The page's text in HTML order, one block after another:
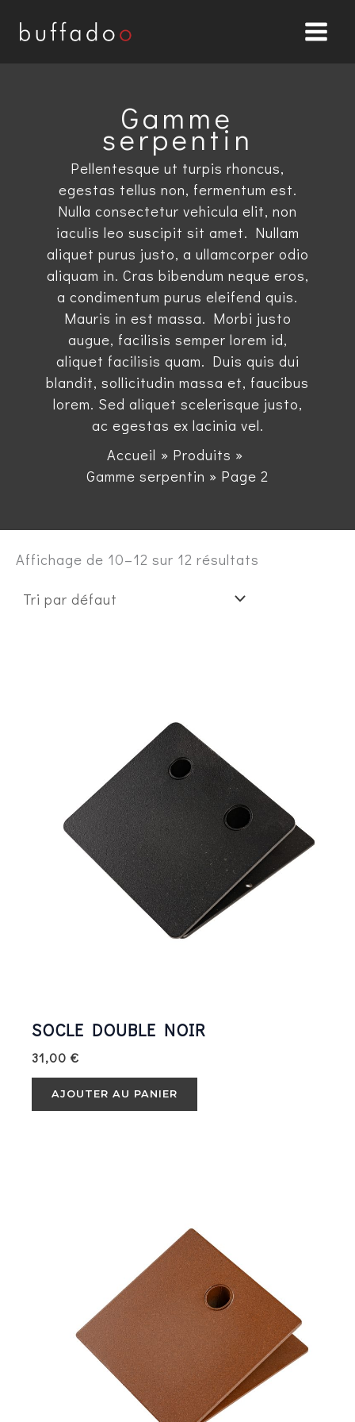
Gamme
serpentin
Pellentesque ut turpis rhoncus,
egestas tellus non, fermentum est.
Nulla consectetur vehicula elit, non
iaculis leo suscipit sit amet. Nullam
aliquet purus justo, a ullamcorper odio
aliquam in. Cras bibendum neque eros,
a condimentum purus eleifend quis.
Mauris in est massa. Morbi justo
augue, facilisis semper lorem id,
aliquet facilisis quam. Duis quis dui
blandit, sollicitudin massa et, faucibus
lorem. Sed aliquet scelerisque justo,
ac egestas ex lacinia vel.
Accueil
Produits
Gamme serpentin
Page 2
Affichage de 10–12 sur 12 résultats
SOCLE DOUBLE NOIR
31,00 €
AJOUTER AU PANIER